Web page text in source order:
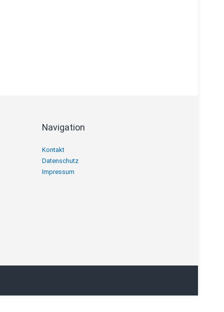
Navigation
Navigation
überspringen
Kontakt
Datenschutz
Impressum